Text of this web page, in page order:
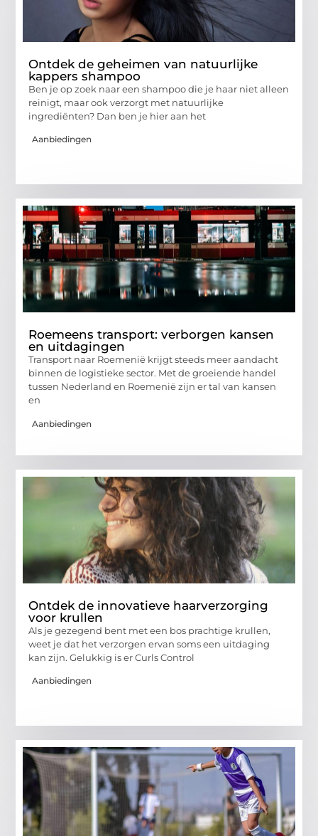
Ontdek de geheimen van natuurlijke
kappers shampoo
Ben je op zoek naar een shampoo die je haar niet alleen
reinigt, maar ook verzorgt met natuurlijke
ingrediënten? Dan ben je hier aan het
Aanbiedingen
Roemeens transport: verborgen kansen
en uitdagingen
Transport naar Roemenië krijgt steeds meer aandacht
binnen de logistieke sector. Met de groeiende handel
tussen Nederland en Roemenië zijn er tal van kansen
en
Aanbiedingen
Ontdek de innovatieve haarverzorging
voor krullen
Als je gezegend bent met een bos prachtige krullen,
weet je dat het verzorgen ervan soms een uitdaging
kan zijn. Gelukkig is er Curls Control
Aanbiedingen